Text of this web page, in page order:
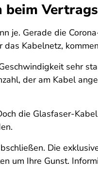
je. Gerade die
Kabelnetz,
sehr
der am Kabel
die Glasfaser-
Die
um Ihre Gunst.